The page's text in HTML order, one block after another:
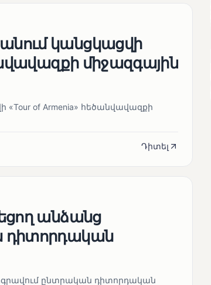
կանցկացվի
միջազգային
of Armenia» հեծանվավազքի
Դիտել
անձանց
դիտորդական
ընտրական դիտորդական